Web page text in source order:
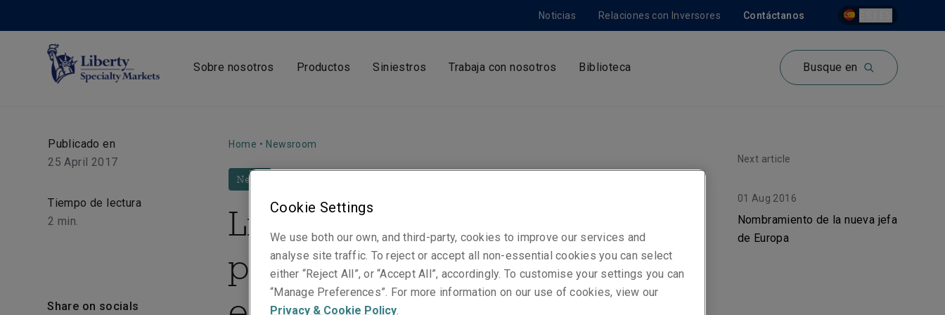
Contáctanos
Noticias Relaciones con Inversores
Sobre nosotros Productos Siniestros Trabaja con nosotros Biblioteca Busque en
Publicado en
25 April 2017
Tiempo de lectura
2 min.
Share on socials
Home • Newsroom
News
Liberty nombra a McKay
para un nuevo cargo
Next article
01 Aug 2016
Nombramiento de la nueva jefa
de Europa
Cookie Settings
We use both our own, and third-party, cookies to improve our services and
analyse site traffic. To reject or accept all non-essential cookies you can select
either “Reject All”, or “Accept All”, accordingly. To customise your settings you can
“Manage Preferences”. For more information on our use of cookies, view our
Privacy & Cookie Policy.